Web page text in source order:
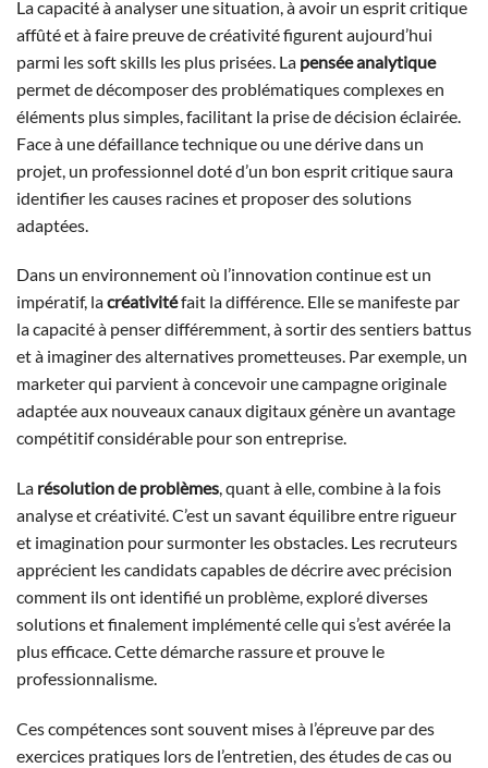
La capacité à analyser une situation, à avoir un esprit critique
affûté et à faire preuve de créativité figurent aujourd’hui
parmi les soft skills les plus prisées. La pensée analytique
permet de décomposer des problématiques complexes en
éléments plus simples, facilitant la prise de décision éclairée.
Face à une défaillance technique ou une dérive dans un
projet, un professionnel doté d’un bon esprit critique saura
identifier les causes racines et proposer des solutions
adaptées.
Dans un environnement où l’innovation continue est un
impératif, lacréativitéfait la différence. Elle se manifeste par
la capacité à penser différemment, à sortir des sentiers battus
et à imaginer des alternatives prometteuses. Par exemple, un
marketer qui parvient à concevoir une campagne originale
adaptée aux nouveaux canaux digitaux génère un avantage
compétitif considérable pour son entreprise.
La résolution de problèmes, quant à elle, combine à la fois
analyse et créativité. C’est un savant équilibre entre rigueur
et imagination pour surmonter les obstacles. Les recruteurs
apprécient les candidats capables de décrire avec précision
comment ils ont identifié un problème, exploré diverses
solutions et finalement implémenté celle qui s’est avérée la
plus efficace. Cette démarche rassure et prouve le
professionnalisme.
Ces compétences sont souvent mises à l’épreuve par des
exercices pratiques lors de l’entretien, des études de cas ou